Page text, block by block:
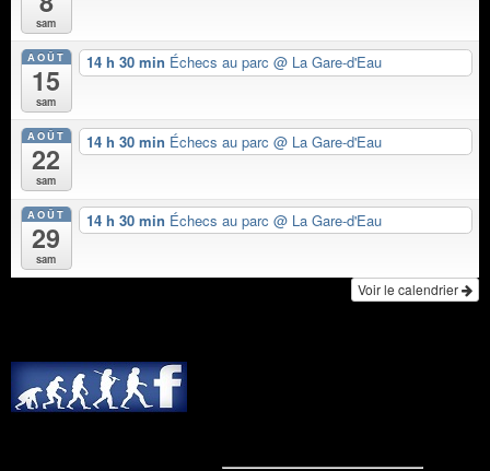
sam
AOÛT
15
sam
14 h 30 min Échecs au parc @ La Gare-d'Eau
AOÛT
22
sam
14 h 30 min Échecs au parc @ La Gare-d'Eau
AOÛT
29
sam
14 h 30 min Échecs au parc @ La Gare-d'Eau
Voir le calendrier